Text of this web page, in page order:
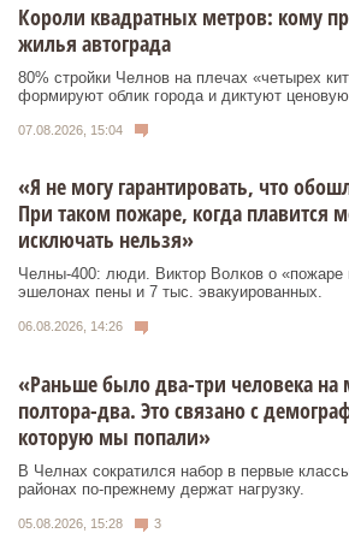
Короли квадратных метров: кому
жилья автограда
80% стройки Челнов на плечах «четырех
формируют облик города и диктуют ценовую
07.08.2026, 15:04
«Я не могу гарантировать, что
При таком пожаре, когда плавится
исключать нельзя»
Челны-400: люди. Виктор Волков о «пожаре
эшелонах пены и 7 тыс. эвакуированных.
06.08.2026, 14:26
«Раньше было два-три человека на
полтора-два. Это связано с
которую мы попали»
В Челнах сократился набор в первые
районах по-прежнему держат нагрузку.
05.08.2026, 15:28 3